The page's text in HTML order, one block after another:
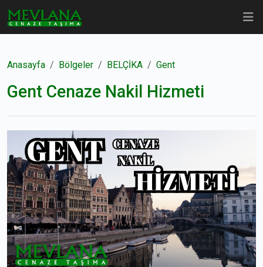
Anasayfa Bölgeler BELÇİKA Gent
Gent Cenaze Nakil Hizmeti